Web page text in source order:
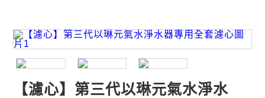
【濾心】第三代以琳元氣水淨水